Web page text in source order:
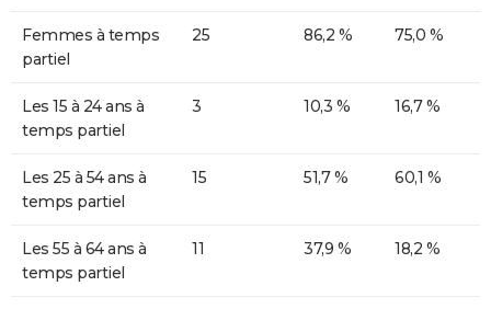
Femmes à temps
partiel
25 86,2 % 75,0 %
Les 15 à 24 ans à
temps partiel
3 10,3 % 16,7 %
Les 25 à 54 ans à
temps partiel
15 51,7 % 60,1 %
Les 55 à 64 ans à
temps partiel
11 37,9 % 18,2 %